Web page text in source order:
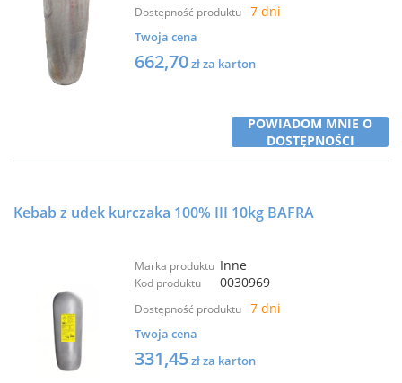
Dostępność produktu 7 dni
Twoja cena
662,70zł za karton
POWIADOM MNIE O
DOSTĘPNOŚCI
Kebab z udek kurczaka 100% III 10kg BAFRA
Marka produktu Inne
Kod produktu 0030969
Dostępność produktu 7 dni
Twoja cena
331,45zł za karton